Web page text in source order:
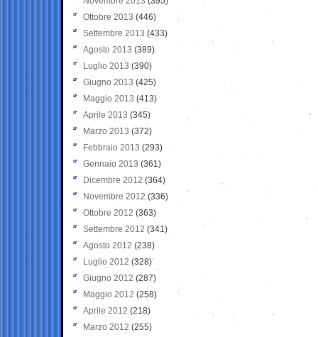
Ottobre 2013 (446)
Settembre 2013 (433)
Agosto 2013 (389)
Luglio 2013 (390)
Giugno 2013 (425)
Maggio 2013 (413)
Aprile 2013 (345)
Marzo 2013 (372)
Febbraio 2013 (293)
Gennaio 2013 (361)
Dicembre 2012 (364)
Novembre 2012 (336)
Ottobre 2012 (363)
Settembre 2012 (341)
Agosto 2012 (238)
Luglio 2012 (328)
Giugno 2012 (287)
Maggio 2012 (258)
Aprile 2012 (218)
Marzo 2012 (255)